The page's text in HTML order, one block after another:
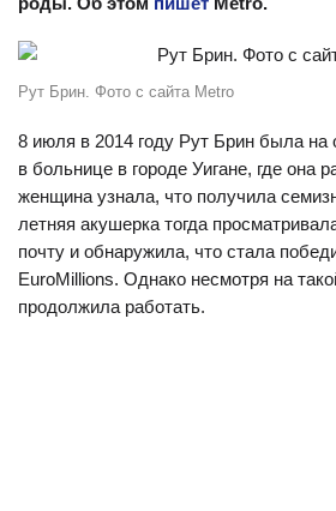
Рут Брин. Фото с сайта Metro
8 июля в 2014 году Рут Брин была на
в больнице в городе Уигане, где она
женщина узнала, что получила
летняя акушерка тогда
почту и обнаружила, что стала
EuroMillions. Однако несмотря на
продолжила работать.